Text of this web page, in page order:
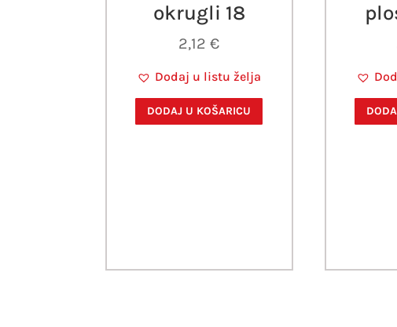
okrugli 18
2,12€
Dodaj u listu želja
DODAJ U KOŠARICU